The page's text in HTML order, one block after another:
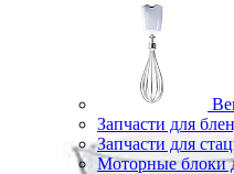
Запчасти для
Запчасти для
Моторные блоки